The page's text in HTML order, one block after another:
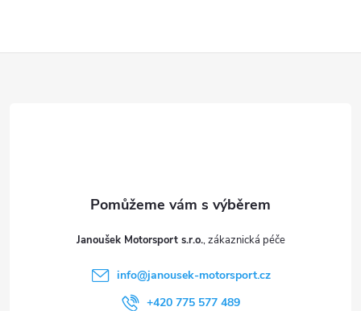
Janoušek Motorsport s.r.o.
info@janousek-motorsport.cz
+420 775 577 489